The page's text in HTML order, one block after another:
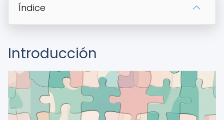
Índice
Introducción